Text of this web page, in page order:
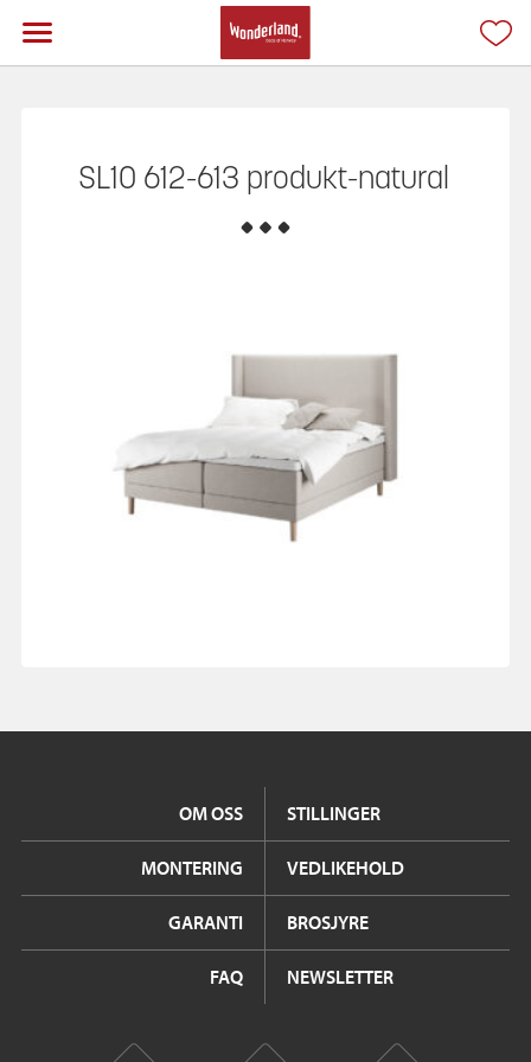
SL10 612-613 produkt-natural
OM OSS STILLINGER
MONTERING VEDLIKEHOLD
GARANTI BROSJYRE
FAQ NEWSLETTER